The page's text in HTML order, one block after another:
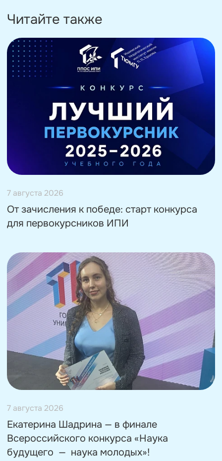
Читайте также
7 августа 2026
От зачисления к победе: старт конкурса
для первокурсников ИПИ
7 августа 2026
Екатерина Шадрина — в финале
Всероссийского конкурса «Наука
будущего — наука молодых»!